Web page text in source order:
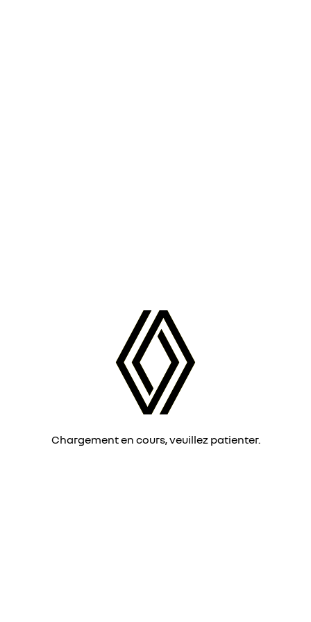
Chargement en cours, veuillez patienter.